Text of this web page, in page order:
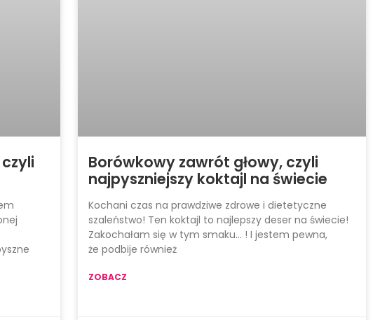
Borówkowy zawrót głowy, czyli
najpyszniejszy koktajl na świecie
Kochani czas na prawdziwe zdrowe i dietetyczne
szaleństwo! Ten koktajl to najlepszy deser na świecie!
Zakochałam się w tym smaku… ! I jestem pewna,
że podbije również
ZOBACZ